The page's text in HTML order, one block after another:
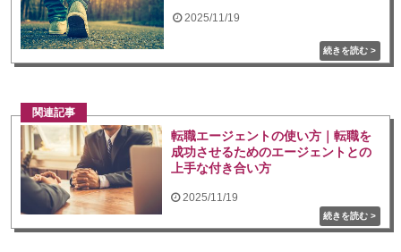
2025/11/19
関連記事
転職エージェントの使い方｜転職を
成功させるためのエージェントとの
上手な付き合い方
2025/11/19